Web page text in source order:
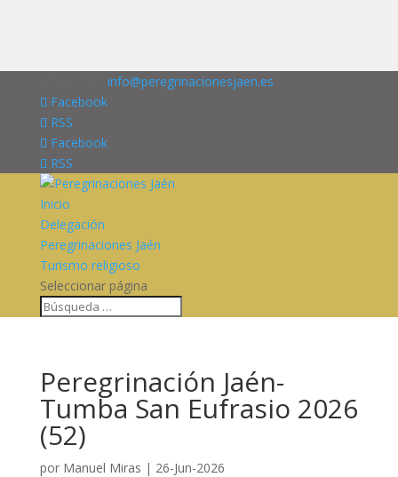
info@peregrinacionesjaen.es
Facebook
RSS
Facebook
RSS
Inicio
Delegación
Peregrinaciones Jaén
Turismo religioso
Seleccionar página
Peregrinación Jaén-
Tumba San Eufrasio 2026
(52)
por Manuel Miras | 26-Jun-2026